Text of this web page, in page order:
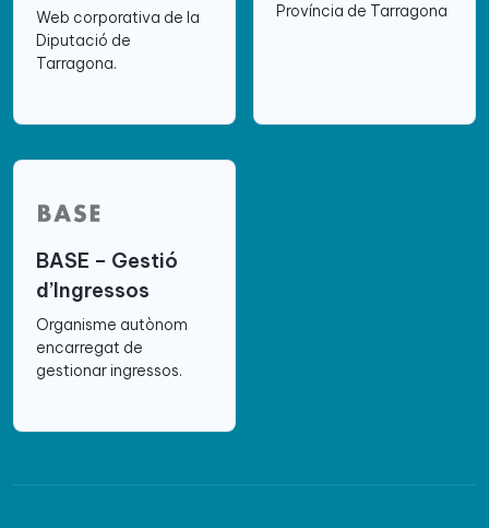
Web corporativa de la
Diputació de
Tarragona.
Província de Tarragona
BASE – Gestió
d’Ingressos
Organisme autònom
encarregat de
gestionar ingressos.